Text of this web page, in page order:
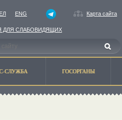
ENG Карта сайта
ДЛЯ СЛАБОВИДЯЩИХ
СЛУЖБА ГОСОРГАНЫ